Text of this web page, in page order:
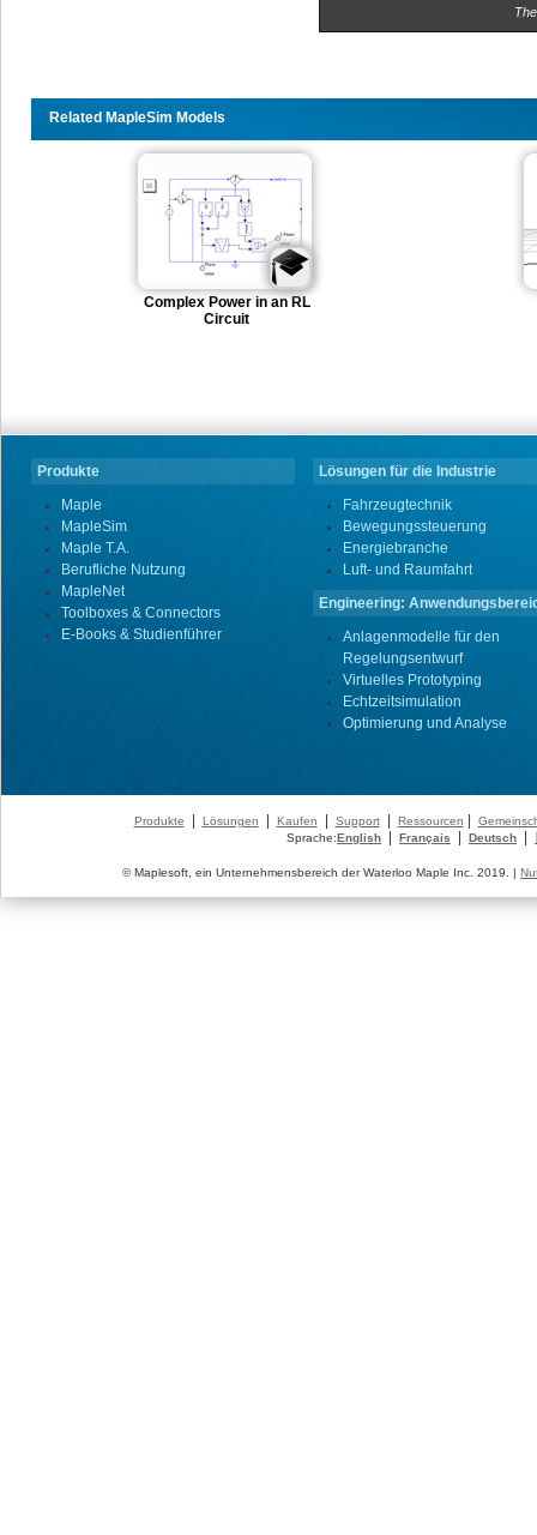
Related MapleSim Models
Complex Power in an RL
Circuit
Produkte
Maple
MapleSim
Maple T.A.
Berufliche Nutzung
MapleNet
Toolboxes & Connectors
E-Books & Studienführer
Lösungen für die Industrie
Fahrzeugtechnik
Bewegungssteuerung
Energiebranche
Luft- und Raumfahrt
Engineering:
Anlagenmodelle für den
Regelungsentwurf
Virtuelles Prototyping
Echtzeitsimulation
Optimierung und Analyse
Produkte Lösungen Kaufen Support| Ressourcen
Sprache:English Français Deutsch
© Maplesoft, ein Unternehmensbereich der Waterloo Maple Inc. 2019. |